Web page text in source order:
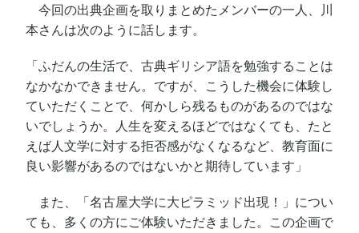
今回の出典企画を取りまとめたメンバーの一人、川
本さんは次のように話します。
「ふだんの生活で、古典ギリシア語を勉強することは
なかなかできません。ですが、こうした機会に体験し
ていただくことで、何かしら残るものがあるのではな
いでしょうか。人生を変えるほどではなくても、たと
えば人文学に対する拒否感がなくなるなど、教育面に
良い影響があるのではないかと期待しています」
また、「名古屋大学に大ピラミッド出現！」につい
ても、多くの方にご体験いただきました。この企画で